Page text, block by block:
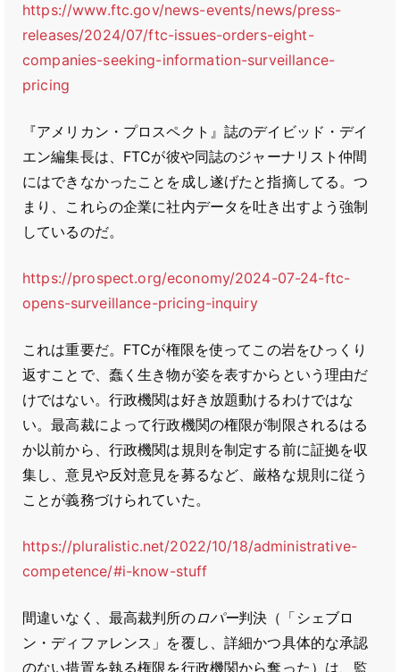
https://www.ftc.gov/news-events/news/press-
releases/2024/07/ftc-issues-orders-eight-
companies-seeking-information-surveillance-
pricing
『アメリカン・プロスペクト』誌のデイビッド・デイ
エン編集長は、FTCが彼や同誌のジャーナリスト仲間
にはできなかったことを成し遂げたと指摘してる。つ
まり、これらの企業に社内データを吐き出すよう強制
しているのだ。
https://prospect.org/economy/2024-07-24-ftc-
opens-surveillance-pricing-inquiry
これは重要だ。FTCが権限を使ってこの岩をひっくり
返すことで、蠢く生き物が姿を表すからという理由だ
けではない。行政機関は好き放題動けるわけではな
い。最高裁によって行政機関の権限が制限されるはる
か以前から、行政機関は規則を制定する前に証拠を収
集し、意見や反対意見を募るなど、厳格な規則に従う
ことが義務づけられていた。
https://pluralistic.net/2022/10/18/administrative-
competence/#i-know-stuff
間違いなく、最高裁判所のロパー判決（「シェブロ
ン・ディファレンス」を覆し、詳細かつ具体的な承認
のない措置を執る権限を行政機関から奪った）は、監